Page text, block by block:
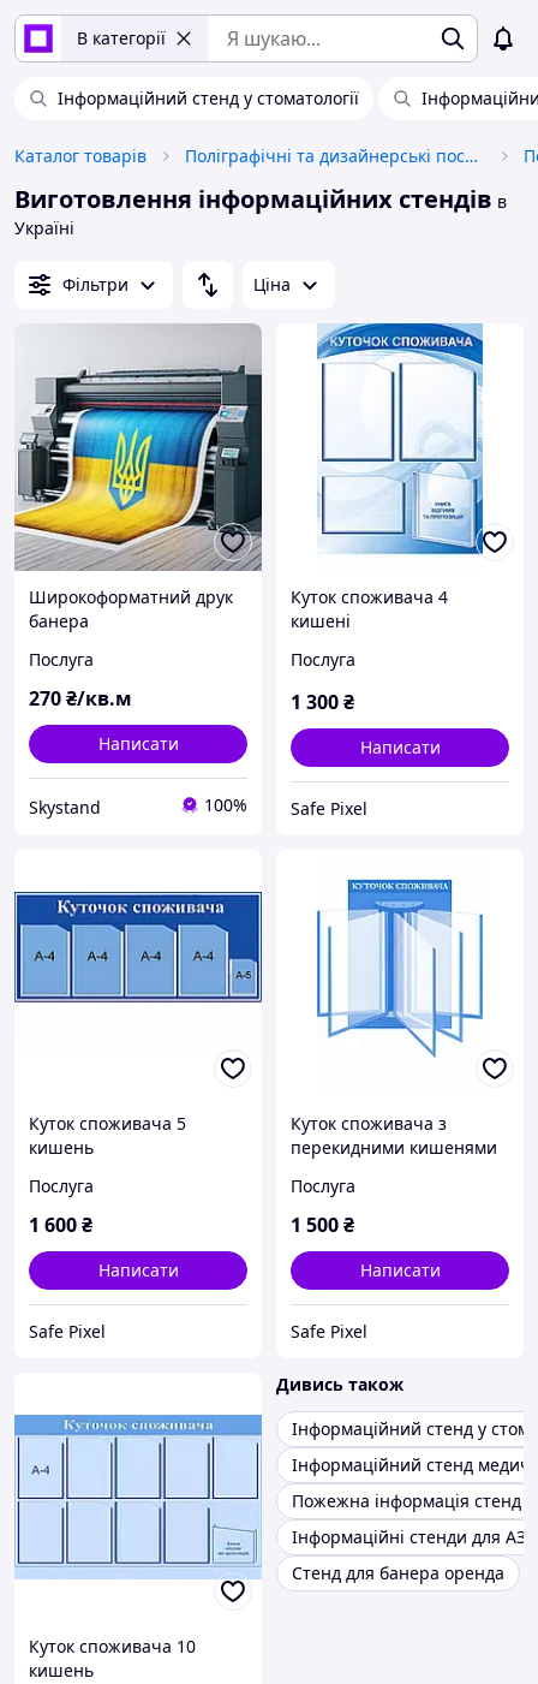
В категорії
Інформаційний стенд у стоматології
Каталог товарів Поліграфічні та дизайнерські послуги
Виготовлення інформаційних стендів в
Україні
Фільтри Ціна
Широкоформатний друк
банера
Послуга
270₴/кв.м
Написати
Skystand 100%
Куток споживача 4
кишені
Послуга
1 300₴
Написати
Safe Pixel
Куток споживача 5
кишень
Послуга
1 600₴
Написати
Safe Pixel
Куток споживача з
перекидними кишенями
Послуга
1 500₴
Написати
Safe Pixel
Куток споживача 10
кишень
Дивись також
Інформаційний стенд у
Інформаційний стенд
Пожежна інформація стенд
Інформаційні стенди для АЗС
Стенд для банера оренда